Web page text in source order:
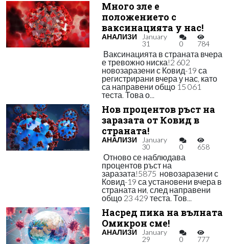
Много зле е
положението с
ваксинацията у нас!
АНАЛИЗИ
January
31
0 784
Ваксинацията в страната вчера
е тревожно ниска!2 602
новозаразени с Ковид-19 са
регистрирани вчера у нас, като
са направени общо 15 061
теста. Това о...
Нов процентов ръст на
заразата от Ковид в
страната!
АНАЛИЗИ
January
30
0 658
Отново се наблюдава
процентов ръст на
заразата!5875 новозаразени с
Ковид-19 са установени вчера в
страната ни, след направени
общо 23 429 теста. Тов...
Насред пика на вълната
Омикрон сме!
АНАЛИЗИ
January
29
0 777